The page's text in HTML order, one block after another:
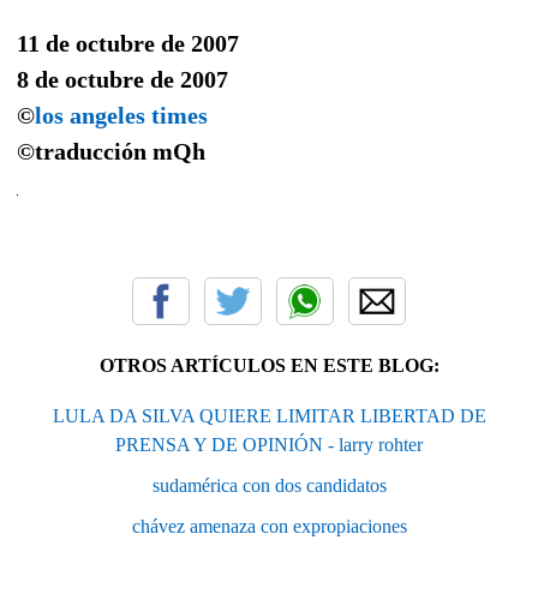
11 de octubre de 2007
8 de octubre de 2007
©los angeles times
©traducción mQh
OTROS ARTÍCULOS EN ESTE BLOG:
LULA DA SILVA QUIERE LIMITAR LIBERTAD DE
PRENSA Y DE OPINIÓN - larry rohter
sudamérica con dos candidatos
chávez amenaza con expropiaciones